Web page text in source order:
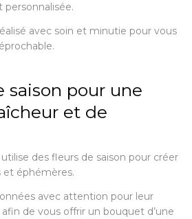
avec soin et minutie pour vous
saison pour une
et de
des fleurs de saison pour créer
et éphémères.
avec attention pour leur
de vous offrir un bouquet d’une